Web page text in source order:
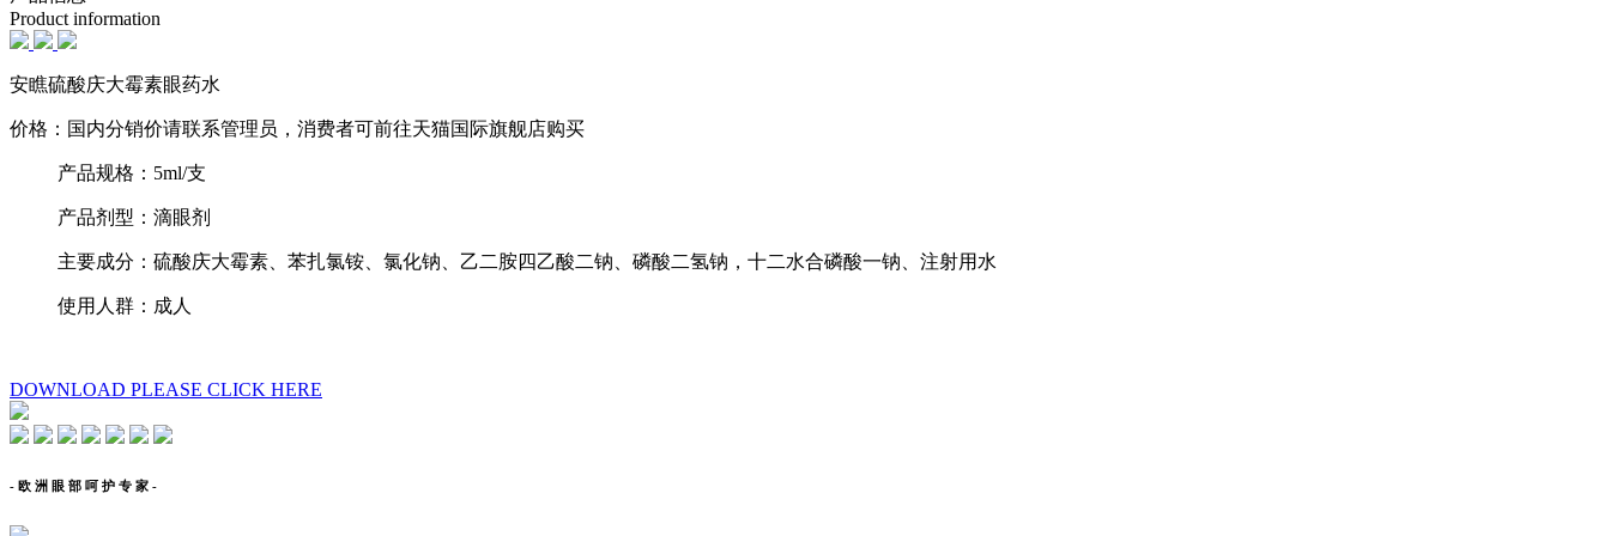
Product information
安瞧硫酸庆大霉素眼药水
价格：国内分销价请联系管理员，消费者可前往天猫国际旗舰店购买
产品规格：5ml/支
产品剂型：滴眼剂
主要成分：硫酸庆大霉素、苯扎氯铵、氯化钠、乙二胺四乙酸二钠、磷酸二氢钠，十二水合磷酸一钠、注射用水
使用人群：成人
DOWNLOAD PLEASE CLICK HERE
- 欧 洲 眼 部 呵 护 专 家 -